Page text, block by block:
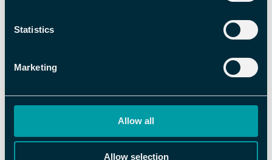
Statistics
Marketing
Allow all
Allow selection
Flex Applications kampanj
gånger om!